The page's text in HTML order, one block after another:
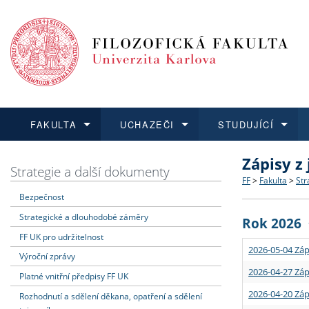
FAKULTA
Dozvědět se více
Struktura
Strategie
Podpora
UCHAZEČI
Podat přihlášku
Co
Učitelské
STUDUJÍCÍ
Dozvědět se více
Rigorózní
Dozvědět se více
O vědě a
Granty a
Dozvědět se více
Aktuální
Strategie a další dokumenty
Bezpečnost
Strategické a dlouhodobé záměry
FF UK pro udržitelnost
Výroční zprávy
Platné vnitřní předpisy FF UK
Rozhodnutí a sdělení děkana, opatření a sdělení
Zápisy
FF > Fakulta >
Rok 2026
2026-05-04
2026-04-27
2026-04-20